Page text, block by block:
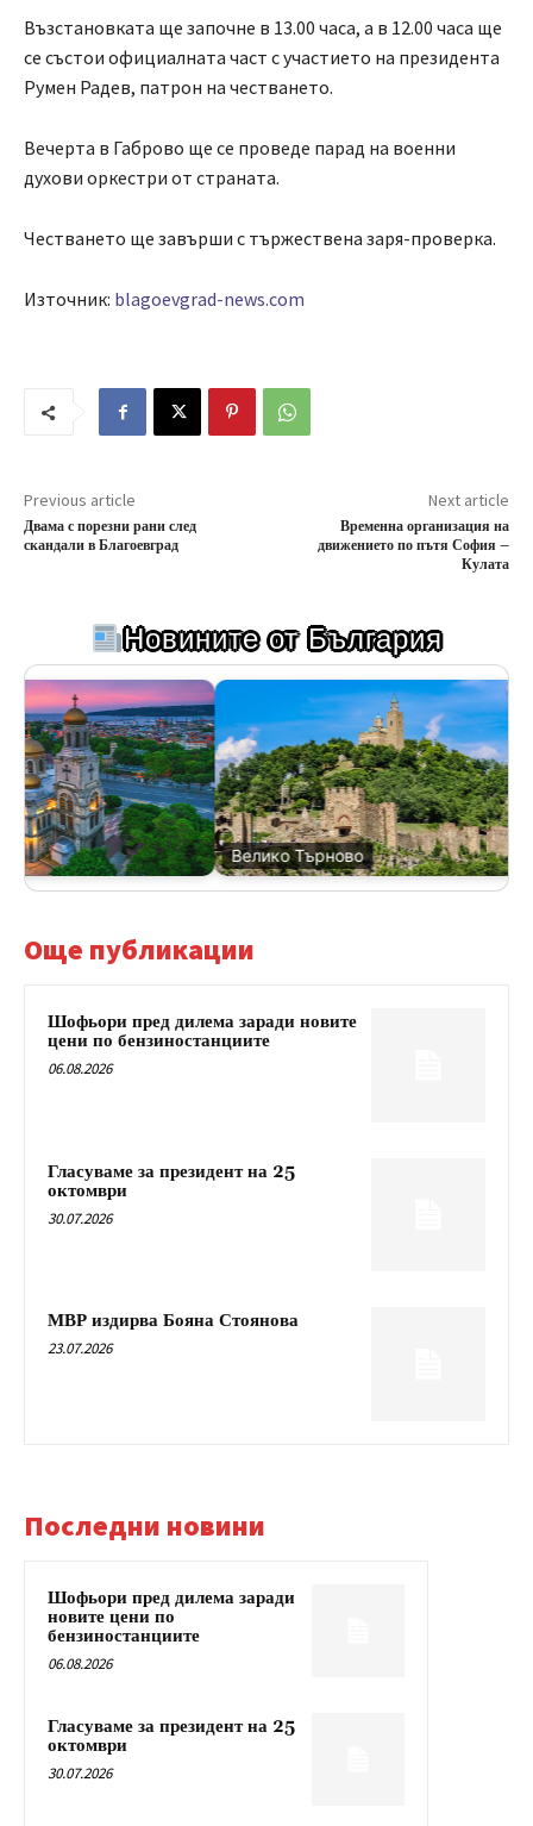
Възстановката ще започне в 13.00 часа, а в 12.00 часа ще
се състои официалната част с участието на президента
Румен Радев, патрон на честването.
Вечерта в Габрово ще се проведе парад на военни
духови оркестри от страната.
Честването ще завърши с тържествена заря-проверка.
Източник: blagoevgrad-news.com
Previous article
Двама с порезни рани след
скандали в Благоевград
Next article
Временна организация на
движението по пътя София –
Кулата
Новините от България
Велико Търново
Още публикации
Шофьори пред дилема заради новите
цени по бензиностанциите
06.08.2026
Гласуваме за президент на 25
октомври
30.07.2026
МВР издирва Бояна Стоянова
23.07.2026
Последни новини
Шофьори пред дилема заради
новите цени по
бензиностанциите
06.08.2026
Гласуваме за президент на 25
октомври
30.07.2026